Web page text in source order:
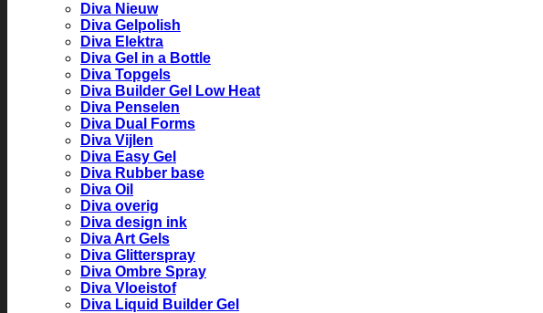
Diva Nieuw
Diva Gelpolish
Diva Elektra
Diva Gel in a Bottle
Diva Topgels
Diva Builder Gel Low Heat
Diva Penselen
Diva Dual Forms
Diva Vijlen
Diva Easy Gel
Diva Rubber base
Diva Oil
Diva overig
Diva design ink
Diva Art Gels
Diva Glitterspray
Diva Ombre Spray
Diva Vloeistof
Diva Liquid Builder Gel